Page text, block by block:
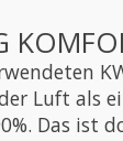
Luft als
Das ist